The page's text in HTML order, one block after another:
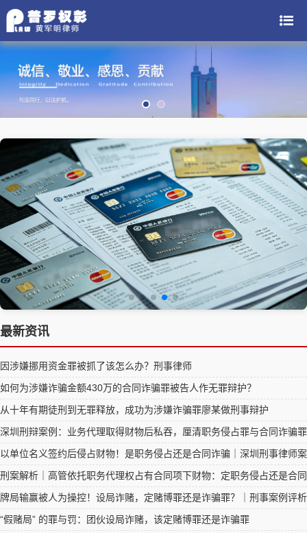
最新资讯
因涉嫌挪用资金罪被抓了该怎么办？刑事律师
如何为涉嫌诈骗金额430万的合同诈骗罪被告人作无罪辩护？
从十年有期徒刑到无罪释放，成功为涉嫌诈骗罪廖某做刑事辩护
深圳刑辩案例：业务代理取得财物后私吞，厘清职务侵占罪与合同诈骗
以单位名义签约后侵占财物！是职务侵占还是合同诈骗｜深圳刑事律师
刑案解析｜高管依托职务代理权占有合同项下财物：定职务侵占还是合
牌局输赢被人为操控！设局诈赌，定赌博罪还是诈骗罪？｜刑事案例评析
“假赌局” 的罪与罚：团伙设局诈赌，该定赌博罪还是诈骗罪